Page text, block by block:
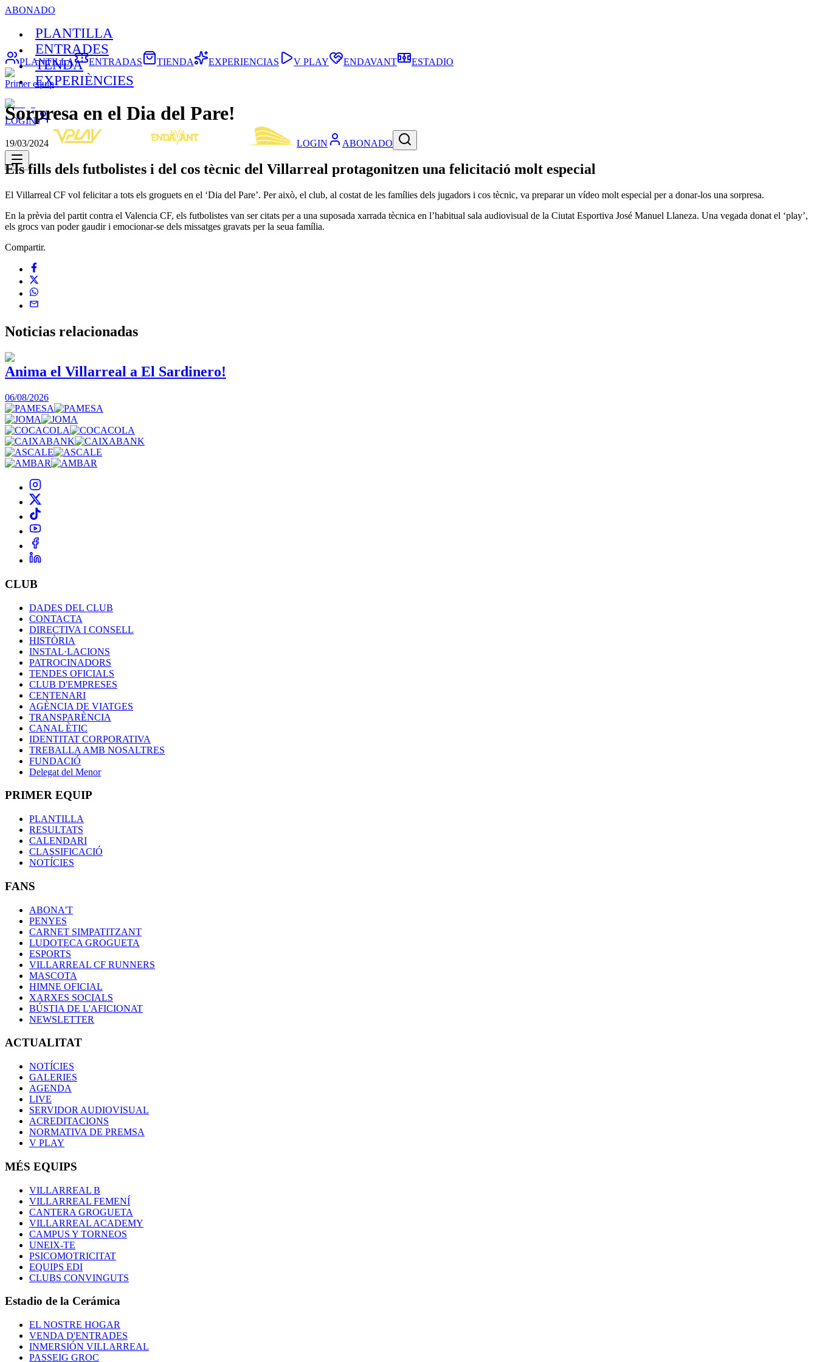
ABONADO
PLANTILLA
ENTRADES
TENDA
EXPERIÈNCIES
LOGIN
LOGIN ABONADO
PLANTILLA ENTRADAS TIENDA EXPERIENCIAS V PLAY ENDAVANT ESTADIO
Primer equip
Sorpresa en el Dia del Pare!
19/03/2024
Els fills dels futbolistes i del cos tècnic del Villarreal protagonitzen una felicitació molt especial
El Villarreal CF vol felicitar a tots els groguets en el ‘Dia del Pare’. Per això, el club, al costat de les famílies dels jugadors i cos tècnic, va preparar un vídeo molt especial per a donar-los una sorpresa.
En la prèvia del partit contra el Valencia CF, els futbolistes van ser citats per a una suposada xarrada tècnica en l’habitual sala audiovisual de la Ciutat Esportiva José Manuel Llaneza. Una vegada donat el ‘play’,
els grocs van poder gaudir i emocionar-se dels missatges gravats per la seua família.
Compartir.
Noticias relacionadas
Anima el Villarreal a El Sardinero!
06/08/2026
CLUB
DADES DEL CLUB
CONTACTA
DIRECTIVA I CONSELL
HISTÒRIA
INSTAL·LACIONS
PATROCINADORS
TENDES OFICIALS
CLUB D'EMPRESES
CENTENARI
AGÈNCIA DE VIATGES
TRANSPARÈNCIA
CANAL ÈTIC
IDENTITAT CORPORATIVA
TREBALLA AMB NOSALTRES
FUNDACIÓ
Delegat del Menor
PRIMER EQUIP
PLANTILLA
RESULTATS
CALENDARI
CLASSIFICACIÓ
NOTÍCIES
FANS
ABONA'T
PENYES
CARNET SIMPATITZANT
LUDOTECA GROGUETA
ESPORTS
VILLARREAL CF RUNNERS
MASCOTA
HIMNE OFICIAL
XARXES SOCIALS
BÚSTIA DE L'AFICIONAT
NEWSLETTER
ACTUALITAT
NOTÍCIES
GALERIES
AGENDA
LIVE
SERVIDOR AUDIOVISUAL
ACREDITACIONS
NORMATIVA DE PREMSA
V PLAY
MÉS EQUIPS
VILLARREAL B
VILLARREAL FEMENÍ
CANTERA GROGUETA
VILLARREAL ACADEMY
CAMPUS Y TORNEOS
UNEIX-TE
PSICOMOTRICITAT
EQUIPS EDI
CLUBS CONVINGUTS
Estadio de la Cerámica
EL NOSTRE HOGAR
VENDA D'ENTRADES
INMERSIÓN VILLARREAL
PASSEIG GROC